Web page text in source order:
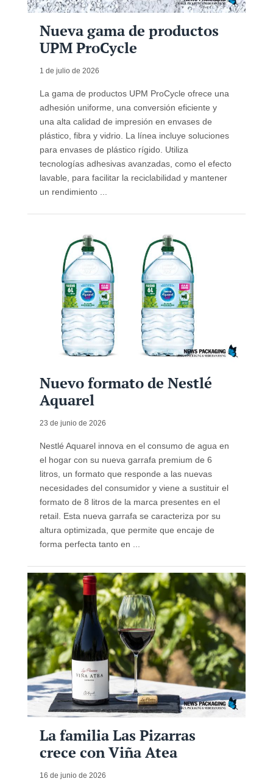
Nueva gama de productos
UPM ProCycle
1 de julio de 2026
La gama de productos UPM ProCycle ofrece una
adhesión uniforme, una conversión eficiente y
una alta calidad de impresión en envases de
plástico, fibra y vidrio. La línea incluye soluciones
para envases de plástico rígido. Utiliza
tecnologías adhesivas avanzadas, como el efecto
lavable, para facilitar la reciclabilidad y mantener
un rendimiento ...
Nuevo formato de Nestlé
Aquarel
23 de junio de 2026
Nestlé Aquarel innova en el consumo de agua en
el hogar con su nueva garrafa premium de 6
litros, un formato que responde a las nuevas
necesidades del consumidor y viene a sustituir el
formato de 8 litros de la marca presentes en el
retail. Esta nueva garrafa se caracteriza por su
altura optimizada, que permite que encaje de
forma perfecta tanto en ...
La familia Las Pizarras
crece con Viña Atea
16 de junio de 2026